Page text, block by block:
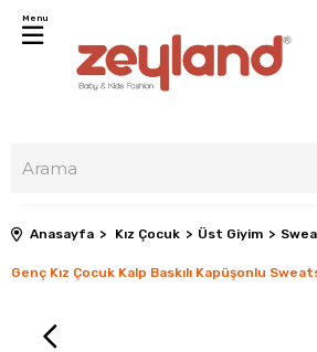
Menu
Anasayfa Kız Çocuk Üst Giyim
Genç Kız Çocuk Kalp Baskılı Kapüşonlu